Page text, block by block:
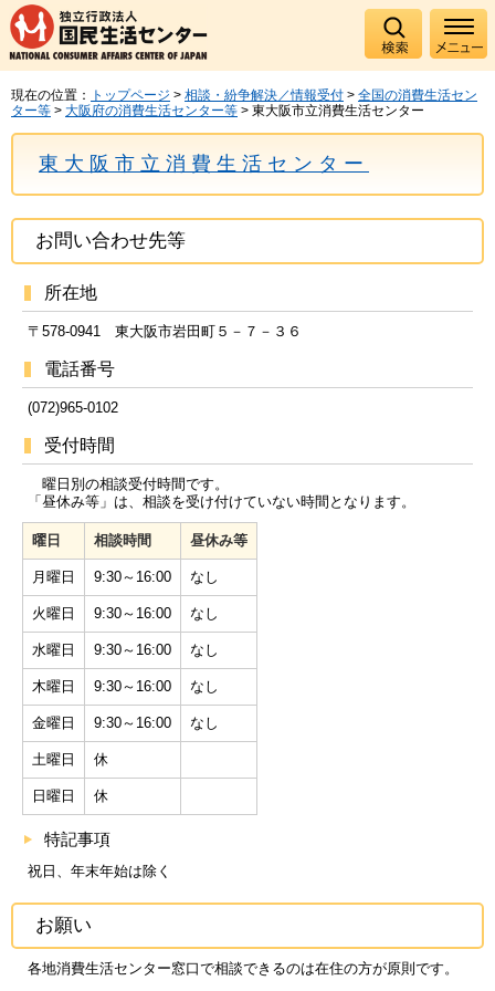
現在の位置： トップページ > 相談・紛争解決／情報受付 > 全国の消費生活セン
ター等 > 大阪府の消費生活センター等 > 東大阪市立消費生活センター
東大阪市立消費生活センター
お問い合わせ先等
所在地
〒578-0941 東大阪市岩田町５－７－３６
電話番号
(072)965-0102
受付時間
曜日別の相談受付時間です。
「昼休み等」は、相談を受け付けていない時間となります。
曜日 相談時間 昼休み等
土曜日 休
日曜日 休
月曜日 9:30～16:00 なし
火曜日 9:30～16:00 なし
水曜日 9:30～16:00 なし
木曜日 9:30～16:00 なし
金曜日 9:30～16:00 なし
特記事項
祝日、年末年始は除く
お願い
各地消費生活センター窓口で相談できるのは在住の方が原則です。